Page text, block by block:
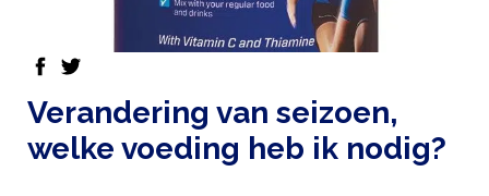
facebook
Verandering van seizoen,
welke voeding heb ik nodig?
SPORTVOEDING
EIWITTEN